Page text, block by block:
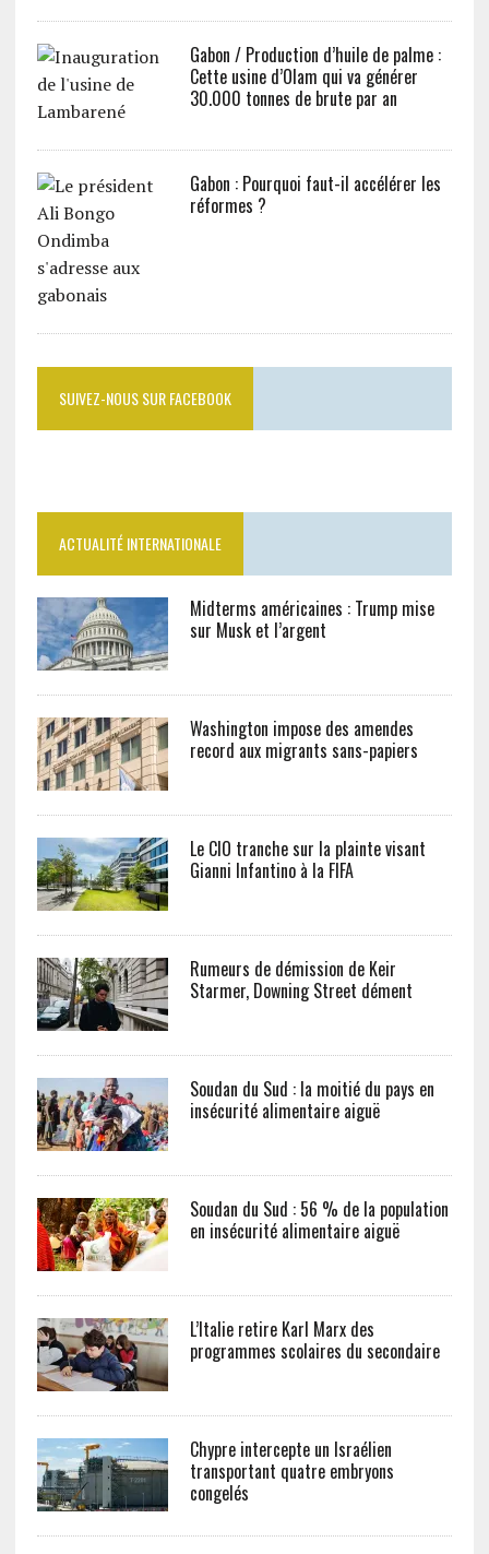
Gabon / Production d’huile de palme :
Cette usine d’Olam qui va générer
30.000 tonnes de brute par an
Gabon : Pourquoi faut-il accélérer les
réformes ?
SUIVEZ-NOUS SUR FACEBOOK
ACTUALITÉ INTERNATIONALE
Midterms américaines : Trump mise
sur Musk et l’argent
Washington impose des amendes
record aux migrants sans-papiers
Le CIO tranche sur la plainte visant
Gianni Infantino à la FIFA
Rumeurs de démission de Keir
Starmer, Downing Street dément
Soudan du Sud : la moitié du pays en
insécurité alimentaire aiguë
Soudan du Sud : 56 % de la population
en insécurité alimentaire aiguë
L’Italie retire Karl Marx des
programmes scolaires du secondaire
Chypre intercepte un Israélien
transportant quatre embryons
congelés